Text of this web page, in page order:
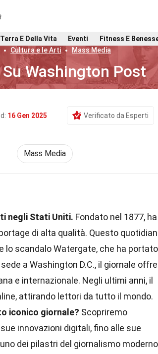
E Della Vita Eventi
Fitness E
Cultura e le Arti Mass Media
Washington Post
16 Gen 2025 Verificato da Esperti
Mass Media
negli Stati Uniti. Fondato nel 1877, ha
di alta qualità. Questo
lo scandalo Watergate, che ha portato
a Washington D.C., il giornale offre
e internazionale. Negli ultimi anni, il
attirando lettori da tutto il mondo.
iconico giornale? Scopriremo
sue innovazioni digitali, fino alle sue
dei pilastri del giornalismo